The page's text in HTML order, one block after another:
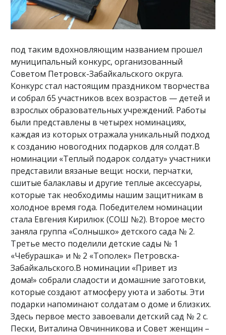
под таким вдохновляющим названием прошел
муниципальный конкурс, организованный
Советом Петровск-Забайкальского округа.
Конкурс стал настоящим праздником творчества
и собрал 65 участников всех возрастов — детей и
взрослых образовательных учреждений. Работы
были представлены в четырех номинациях,
каждая из которых отражала уникальный подход
к созданию новогодних подарков для солдат.В
номинации «Теплый подарок солдату» участники
представили вязаные вещи: носки, перчатки,
сшитые балаклавы и другие теплые аксессуары,
которые так необходимы нашим защитникам в
холодное время года. Победителем номинации
стала Евгения Кирилюк (СОШ №2). Второе место
заняла группа «Солнышко» детского сада № 2.
Третье место поделили детские сады № 1
«Чебурашка» и № 2 «Тополек» Петровска-
Забайкальского.В номинации «Привет из
дома!» собрали сладости и домашние заготовки,
которые создают атмосферу уюта и заботы. Эти
подарки напоминают солдатам о доме и близких.
Здесь первое место завоевали детский сад № 2 с.
Пески, Виталина Овчинникова и Совет женщин –